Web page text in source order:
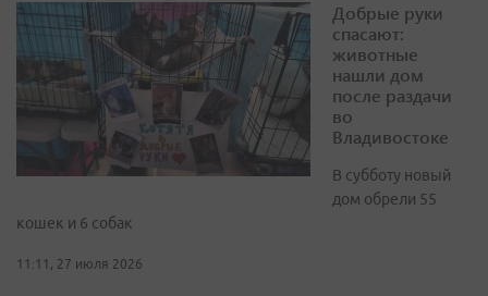
Добрые руки
спасают:
животные
нашли дом
после раздачи
во
Владивостоке
В субботу новый
дом обрели 55
кошек и 6 собак
11:11, 27 июля 2026